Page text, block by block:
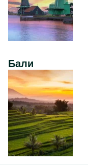
Бали